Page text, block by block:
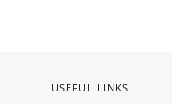
USEFUL LINKS